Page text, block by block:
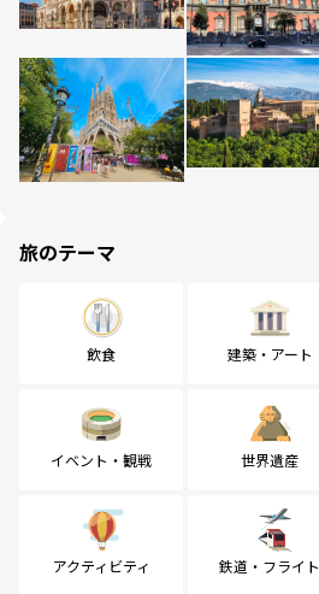
旅のテーマ
飲食 建築・アート
イベント・観戦 世界遺産
アクティビティ 鉄道・フライト